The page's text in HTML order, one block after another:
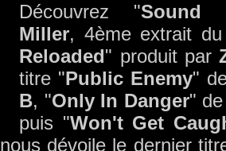
Découvrez "
Miller, 4ème extrait
Reloaded" produit par
titre "Public Enemy"
B, "Only In Danger" de
puis "Won't Get
nous dévoile le dernier